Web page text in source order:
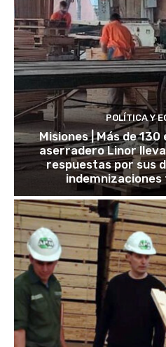
POLÍTICA Y
Misiones | Más de
aserradero Linor
respuestas por sus